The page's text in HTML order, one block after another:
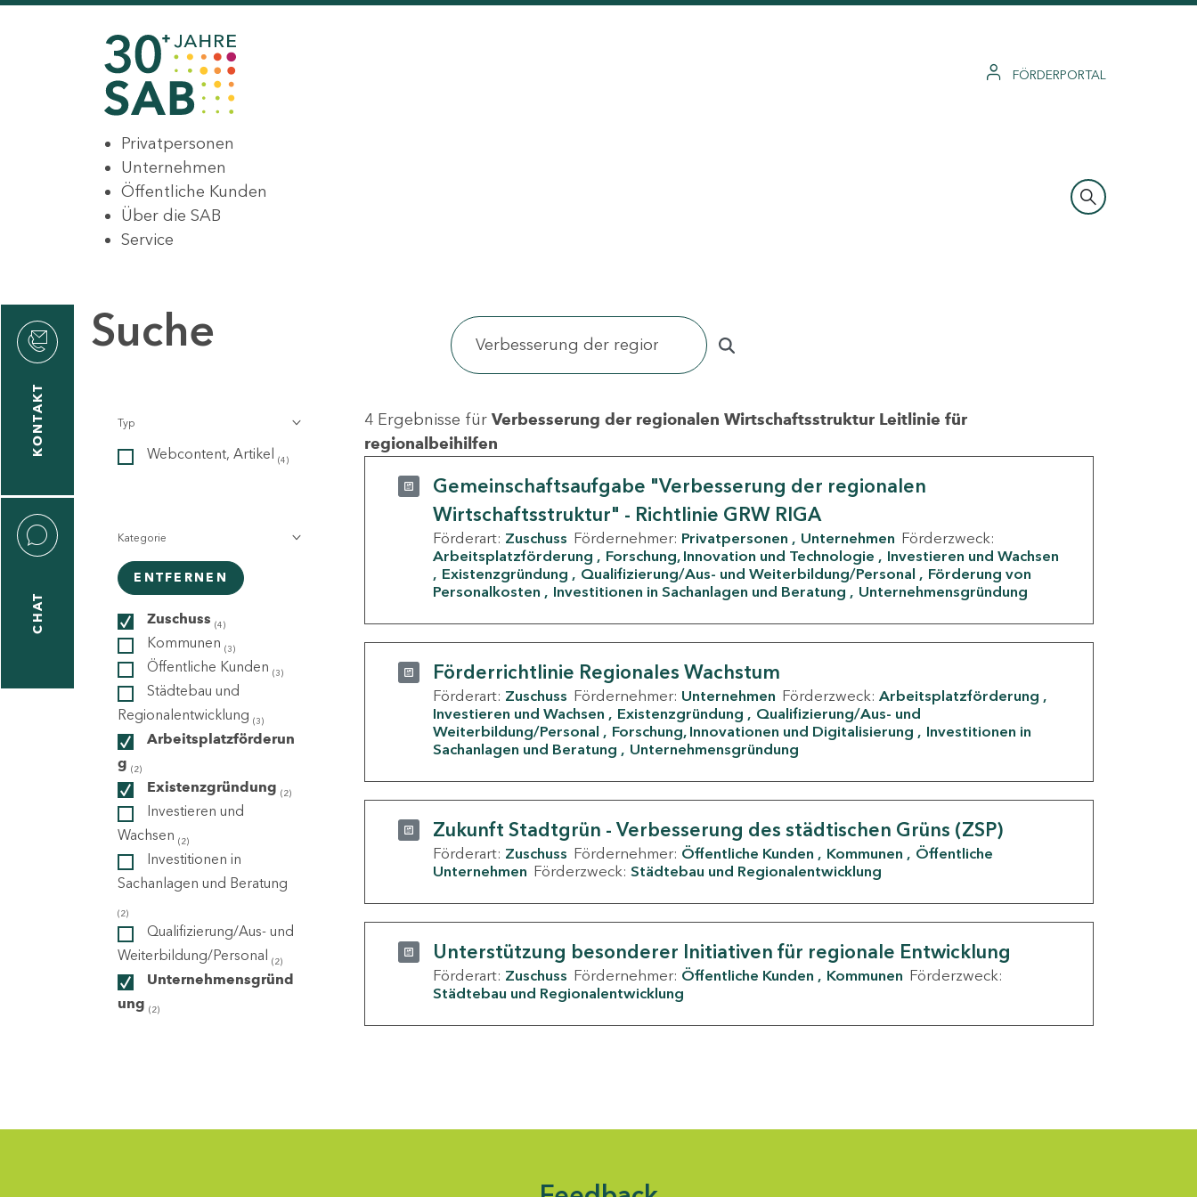
FÖRDERPORTAL
Privatpersonen
Unternehmen
Öffentliche Kunden
Über die SAB
Service
KONTAKT
CHAT
Suche
Typ
Webcontent, Artikel (4)
Kategorie
ENTFERNEN
Zuschuss (4)
Kommunen (3)
Öffentliche Kunden (3)
Städtebau und
Regionalentwicklung (3)
Arbeitsplatzförderun
g (2)
Existenzgründung (2)
Investieren und
Wachsen (2)
Investitionen in
Sachanlagen und Beratung
(2)
Qualifizierung/Aus- und
Weiterbildung/Personal (2)
Unternehmensgründ
ung (2)
4 Ergebnisse für Verbesserung der regionalen Wirtschaftsstruktur Leitlinie für
regionalbeihilfen
Gemeinschaftsaufgabe "Verbesserung der regionalen
Wirtschaftsstruktur" - Richtlinie GRW RIGA
Förderart: Zuschuss Fördernehmer: Privatpersonen Unternehmen Förderzweck:
Arbeitsplatzförderung
Forschung, Innovation und Technologie
Investieren und Wachsen
Existenzgründung
Qualifizierung/Aus- und Weiterbildung/Personal
Förderung von
Personalkosten
Investitionen in Sachanlagen und Beratung Unternehmensgründung
Förderrichtlinie Regionales Wachstum
Förderart: Zuschuss Fördernehmer: Unternehmen Förderzweck: Arbeitsplatzförderung
Investieren und Wachsen
Existenzgründung
Qualifizierung/Aus- und
Weiterbildung/Personal
Forschung, Innovationen und Digitalisierung
Investitionen in
Sachanlagen und Beratung
Unternehmensgründung
Zukunft Stadtgrün - Verbesserung des städtischen Grüns (ZSP)
Förderart: Zuschuss Fördernehmer: Öffentliche Kunden Kommunen
Öffentliche
Unternehmen Förderzweck: Städtebau und Regionalentwicklung
Unterstützung besonderer Initiativen für regionale Entwicklung
Förderart: Zuschuss Fördernehmer: Öffentliche Kunden Kommunen Förderzweck:
Städtebau und Regionalentwicklung